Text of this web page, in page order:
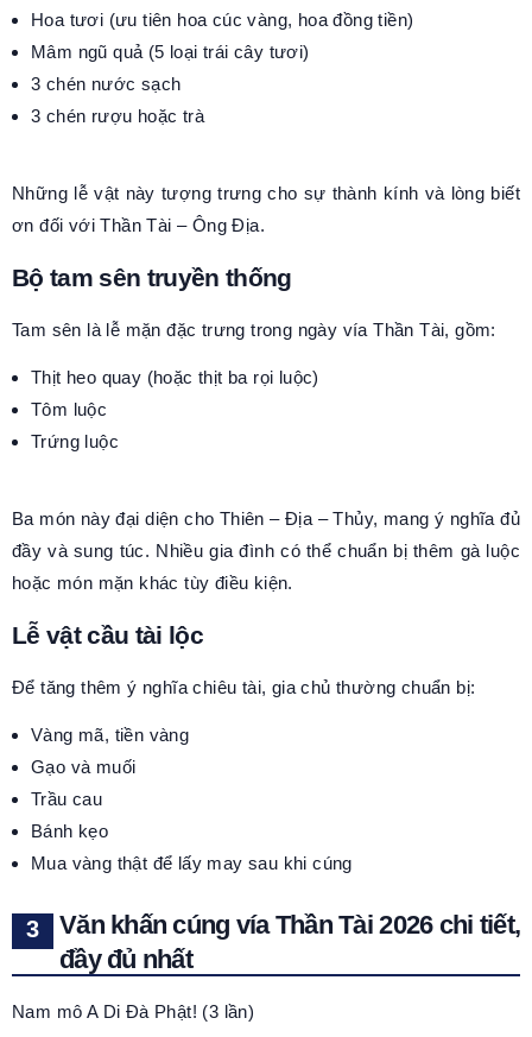
Hoa tươi (ưu tiên hoa cúc vàng, hoa đồng tiền)
Mâm ngũ quả (5 loại trái cây tươi)
3 chén nước sạch
3 chén rượu hoặc trà
Những lễ vật này tượng trưng cho sự thành kính và lòng biết
ơn đối với Thần Tài – Ông Địa.
Bộ tam sên truyền thống
Tam sên là lễ mặn đặc trưng trong ngày vía Thần Tài, gồm:
Thịt heo quay (hoặc thịt ba rọi luộc)
Tôm luộc
Trứng luộc
Ba món này đại diện cho Thiên – Địa – Thủy, mang ý nghĩa đủ
đầy và sung túc. Nhiều gia đình có thể chuẩn bị thêm gà luộc
hoặc món mặn khác tùy điều kiện.
Lễ vật cầu tài lộc
Để tăng thêm ý nghĩa chiêu tài, gia chủ thường chuẩn bị:
Vàng mã, tiền vàng
Gạo và muối
Trầu cau
Bánh kẹo
Mua vàng thật để lấy may sau khi cúng
Văn khấn cúng vía Thần Tài 2026 chi tiết,
đầy đủ nhất
Nam mô A Di Đà Phật! (3 lần)